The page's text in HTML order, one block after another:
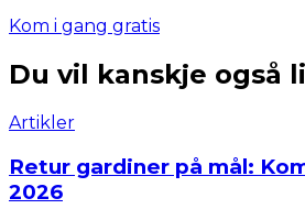
Kom i gang gratis
Du vil kanskje også
Artikler
Retur gardiner på mål:
2026